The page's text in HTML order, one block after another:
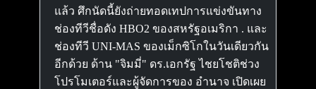
แล้ว ศึกนัดนี้ยังถ่ายทอดเทปการแข่งขันทาง
ช่องทีวีชื่อดัง HBO2 ของสหรัฐอเมริกา . และ
ช่องทีวี UNI-MAS ของเม็กซิโกในวันเดียวกัน
อีกด้วย ด้าน "จิมมี่" ดร.เอกรัฐ ไชยโชติช่วง
โปรโมเตอร์และผู้จัดการของ อำนาจ เปิดเผย